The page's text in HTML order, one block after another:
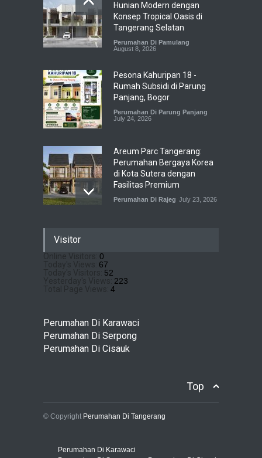
Hunian Modern dengan
Konsep Tropical Oasis di
Tangerang Selatan
Perumahan Di Pamulang
August 8, 2026
Pesona Kahuripan 18 -
Rumah Subsidi di Parung
Panjang, Bogor
Perumahan Di Parung Panjang
July 24, 2026
Areum Parc Tangerang:
Perumahan Bergaya Korea
di Kota Sutera dengan
Fasilitas Premium
Perumahan Di Rajeg July 23, 2026
Pricelistnya Disini Ya!
Perumahan di Cirendeu
July 3, 2026
Visitor
0
67
52
223
4
Perumahan Di Karawaci
Perumahan Di Serpong
Perumahan Di Cisauk
Top
© Copyright Perumahan Di Tangerang
Perumahan Di Karawaci